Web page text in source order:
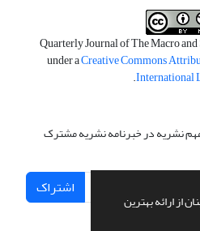
از ارائه بهترین
Quarterly Journal of The Macro
under aCreative Commons
International
.
مهم نشریه در خبرنامه نشریه مشترک
اشتراک